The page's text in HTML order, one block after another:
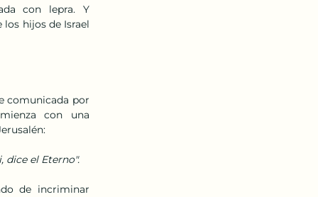
con  lepra.  Y
los hijos de Israel
comunicada por
con una
dice el Eterno".
de  incriminar